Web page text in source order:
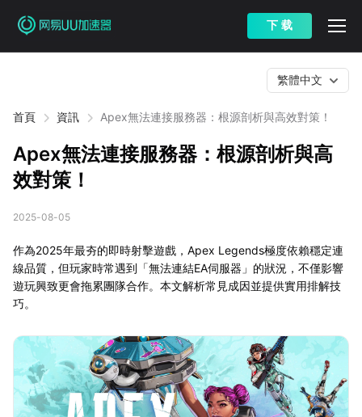
下 载
首頁 資訊 Apex無法連接服務器：根源剖析與高效對策！
繁體中文
Apex無法連接服務器：根源剖析與高
效對策！
2025-08-05
作為2025年最夯的即時射擊遊戲，Apex Legends極度依賴穩定連
線品質，但玩家時常遇到「無法連結EA伺服器」的狀況，不僅影響
遊玩興致更會拖累團隊合作。本文解析常見成因並提供實用排解技
巧。